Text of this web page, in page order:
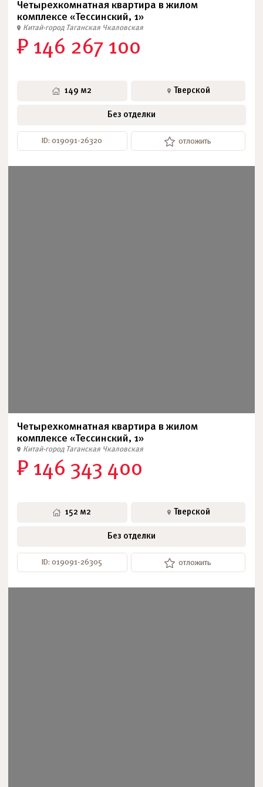
Четырехкомнатная квартира в жилом
комплексе «Тессинский, 1»
Китай-город Таганская Чкаловская
₽ 146 267 100
149 м2 Тверской
Без отделки
ID: 019091-26320 отложить
Четырехкомнатная квартира в жилом
комплексе «Тессинский, 1»
Китай-город Таганская Чкаловская
₽ 146 343 400
152 м2 Тверской
Без отделки
ID: 019091-26305 отложить